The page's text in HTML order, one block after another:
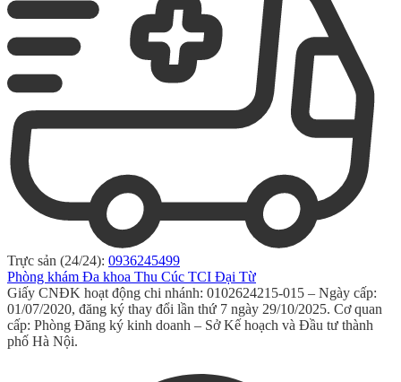
Trực sản (24/24): 0936245499
Phòng khám Đa khoa Thu Cúc TCI Đại Từ
Giấy CNĐK hoạt động chi nhánh: 0102624215-015 – Ngày cấp:
01/07/2020, đăng ký thay đổi lần thứ 7 ngày 29/10/2025. Cơ quan
cấp: Phòng Đăng ký kinh doanh – Sở Kế hoạch và Đầu tư thành
phố Hà Nội.